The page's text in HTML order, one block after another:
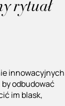
rytuał
innowacyjnych
odbudować
im blask,